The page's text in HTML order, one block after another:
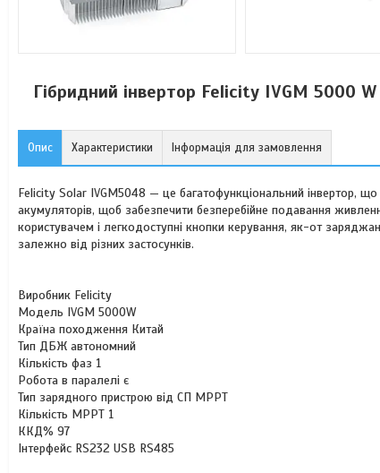
Гібридний інвертор Felicity IVGM 5000
Опис Характеристики Інформація для замовлення
Felicity Solar IVGM5048 — це багатофункціональний інвертор,
акумуляторів, щоб забезпечити безперебійне подавання
користувачем і легкодоступні кнопки керування, як-от
залежно від різних застосунків.
Виробник Felicity
Модель IVGM 5000W
Країна походження Китай
Тип ДБЖ автономний
Кількість фаз 1
Робота в паралелі є
Тип зарядного пристрою від СП MPPT
Кількість МРРТ 1
ККД% 97
Інтерфейс RS232 USB RS485